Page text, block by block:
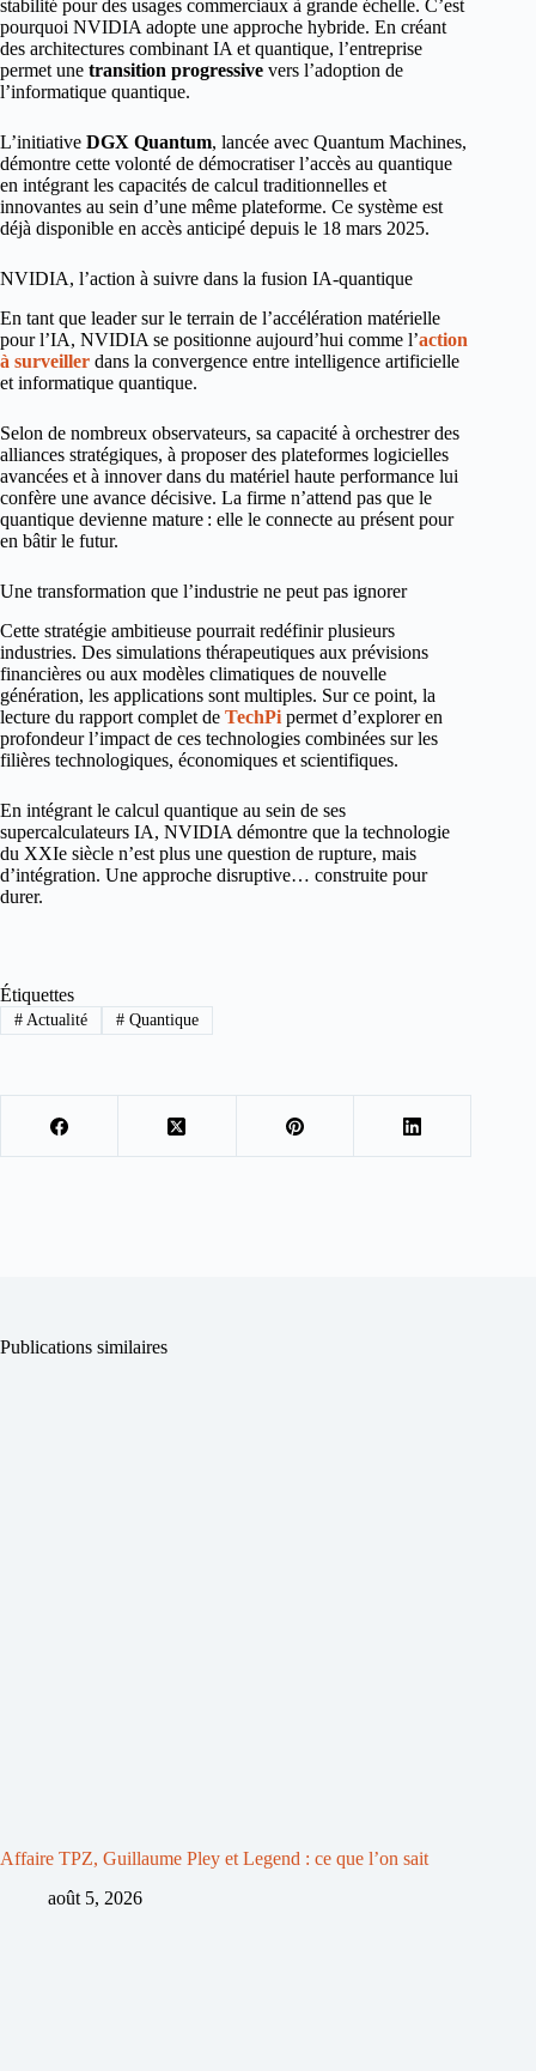
stabilité pour des usages commerciaux à grande échelle. C’est
pourquoi NVIDIA adopte une approche hybride. En créant
des architectures combinant IA et quantique, l’entreprise
permet une transition progressive vers l’adoption de
l’informatique quantique.
L’initiative DGX Quantum, lancée avec Quantum Machines,
démontre cette volonté de démocratiser l’accès au quantique
en intégrant les capacités de calcul traditionnelles et
innovantes au sein d’une même plateforme. Ce système est
déjà disponible en accès anticipé depuis le 18 mars 2025.
NVIDIA, l’action à suivre dans la fusion IA-quantique
En tant que leader sur le terrain de l’accélération matérielle
pour l’IA, NVIDIA se positionne aujourd’hui comme l’action
à surveiller dans la convergence entre intelligence artificielle
et informatique quantique.
Selon de nombreux observateurs, sa capacité à orchestrer des
alliances stratégiques, à proposer des plateformes logicielles
avancées et à innover dans du matériel haute performance lui
confère une avance décisive. La firme n’attend pas que le
quantique devienne mature : elle le connecte au présent pour
en bâtir le futur.
Une transformation que l’industrie ne peut pas ignorer
Cette stratégie ambitieuse pourrait redéfinir plusieurs
industries. Des simulations thérapeutiques aux prévisions
financières ou aux modèles climatiques de nouvelle
génération, les applications sont multiples. Sur ce point, la
lecture du rapport complet de TechPi permet d’explorer en
profondeur l’impact de ces technologies combinées sur les
filières technologiques, économiques et scientifiques.
En intégrant le calcul quantique au sein de ses
supercalculateurs IA, NVIDIA démontre que la technologie
du XXIe siècle n’est plus une question de rupture, mais
d’intégration. Une approche disruptive… construite pour
durer.
Étiquettes
#Actualité #Quantique
Publications similaires
Affaire TPZ, Guillaume Pley et Legend : ce que l’on sait
août 5, 2026